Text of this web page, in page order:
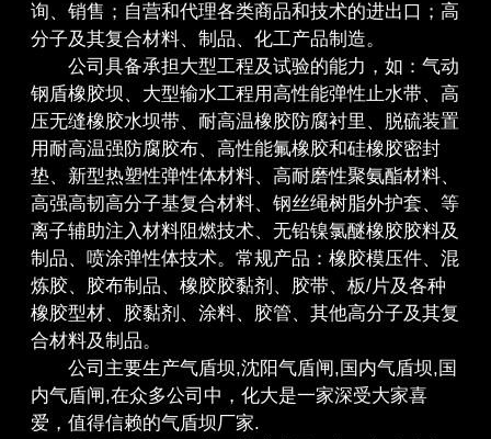
询、销售；自营和代理各类商品和技术的进出口；高
分子及其复合材料、制品、化工产品制造。
公司具备承担大型工程及试验的能力，如：气动
钢盾橡胶坝、大型输水工程用高性能弹性止水带、高
压无缝橡胶水坝带、耐高温橡胶防腐衬里、脱硫装置
用耐高温强防腐胶布、高性能氟橡胶和硅橡胶密封
垫、新型热塑性弹性体材料、高耐磨性聚氨酯材料、
高强高韧高分子基复合材料、钢丝绳树脂外护套、等
离子辅助注入材料阻燃技术、无铅镍氯醚橡胶胶料及
制品、喷涂弹性体技术。常规产品：橡胶模压件、混
炼胶、胶布制品、橡胶胶黏剂、胶带、板/片及各种
橡胶型材、胶黏剂、涂料、胶管、其他高分子及其复
合材料及制品。
公司主要生产气盾坝,沈阳气盾闸,国内气盾坝,国
内气盾闸,在众多公司中，化大是一家深受大家喜
爱，值得信赖的气盾坝厂家.